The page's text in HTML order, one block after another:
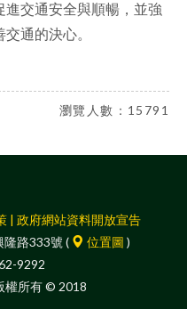
交通安全與順暢，並強
通的決心。
瀏覽人數：15791
| 政府網站資料開放宣告
路333號 (
位置圖 )
9292
權所有 © 2018